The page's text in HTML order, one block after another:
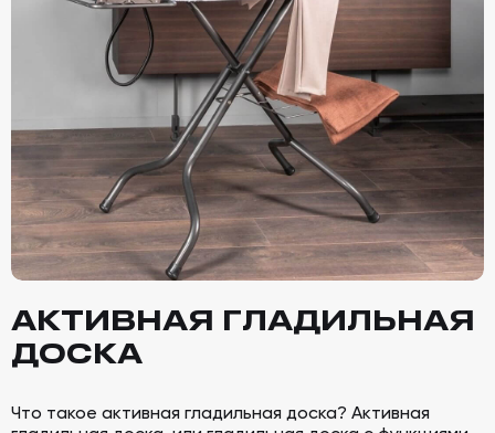
АКТИВНАЯ ГЛАДИЛЬНАЯ
ДОСКА
Что такое активная гладильная доска? Активная